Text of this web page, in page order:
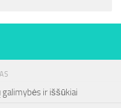
ir iššūkiai